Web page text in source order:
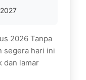
2026 Tanpa
segera hari ini
dan lamar